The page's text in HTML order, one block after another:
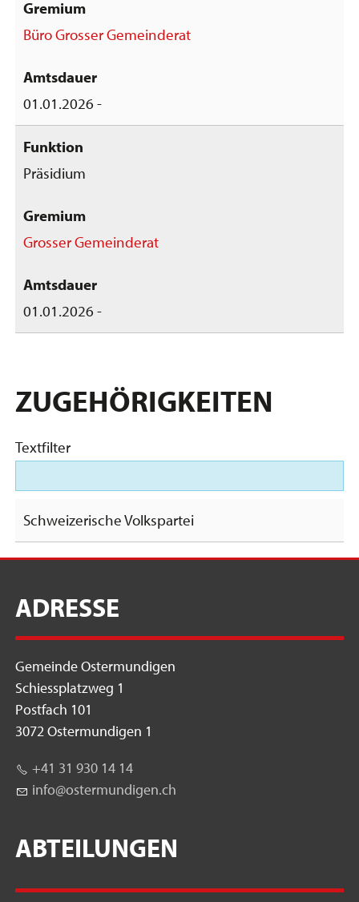
Büro Grosser Gemeinderat
01.01.2026 -
Präsidium
Grosser Gemeinderat
01.01.2026 -
ZUGEHÖRIGKEITEN
Textfilter
Schweizerische Volkspartei
ADRESSE
Gemeinde Ostermundigen
Schiessplatzweg 1
Postfach 101
3072 Ostermundigen 1
+41 31 930 14 14
nf
st rm nd g n ch
ABTEILUNGEN